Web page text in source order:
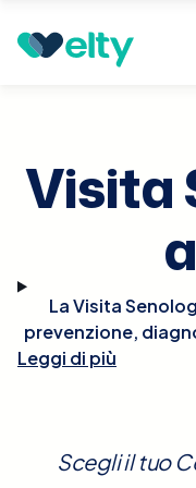
Prenota visita
Visita
a
La Visita
prevenzione,
interessano il seno,
cambiamenti
Leggi di più
Scegli il tuo